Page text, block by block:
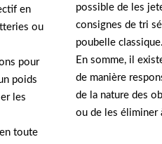
en
ou
pour
poids
les
toute
possible de les
consignes de tri
poubelle classique.
En somme, il
de manière
de la nature des
ou de les éliminer